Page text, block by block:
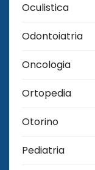
Oculistica
Odontoiatria
Oncologia
Ortopedia
Otorino
Pediatria